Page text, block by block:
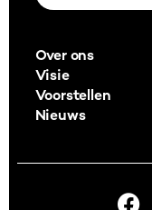
Over ons
Visie
Voorstellen
Nieuws